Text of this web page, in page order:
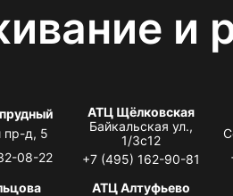
и
пр-д, 5
08-22
АТЦ Щёлковская
Байкальская ул.,
1/3с12
+7 (495) 162-90-81
АТЦ Алтуфьево